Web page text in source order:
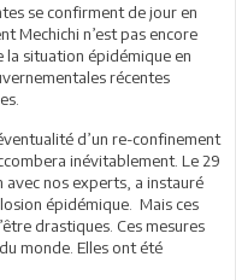
se confirment de jour en
Mechichi n’est pas encore
la situation épidémique en
récentes
d’un re-confinement
inévitablement. Le 29
nos experts, a instauré
épidémique. Mais ces
drastiques. Ces mesures
monde. Elles ont été